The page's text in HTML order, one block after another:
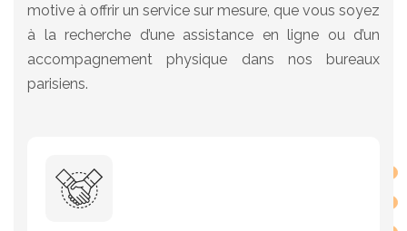
motive à offrir un service sur mesure, que vous soyez
à la recherche d’une assistance en ligne ou d’un
accompagnement physique dans nos bureaux
parisiens.